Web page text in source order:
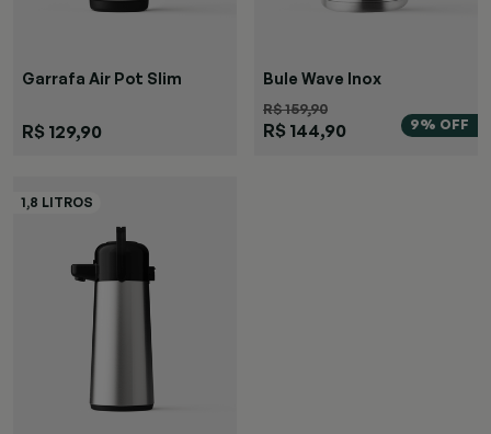
Garrafa Air Pot Slim
R$ 129,90
Bule Wave Inox
R$ 159,90
R$ 144,90 9% OFF